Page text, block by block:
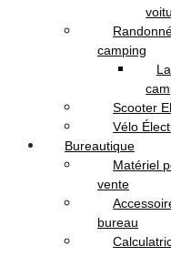
Presse
Robots
Entretien –
Beauté
Beauté
Santé
Machine à
Chauffage
Ventilateurs
Climatisation
camping
Scooter
Vélo
Bureautique
Matériel
vente
bureau